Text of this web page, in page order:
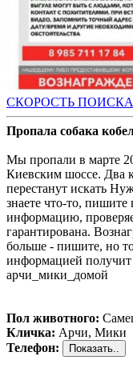
СКОРОСТЬ ПОИСКА
Пропала собака
Мы пропали в марте
Киевским шоссе. Два
перестанут искать
знаете что-то,
информацию,
гарантирована.
больше - пишите, но
информацией получит
арчи_мики_домой
Пол животного:
Кличка: Арчи, Мики
Телефон: